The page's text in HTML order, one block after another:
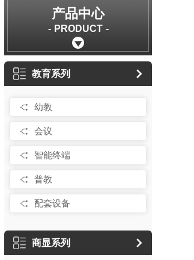
产品中心
PRODUCT
教育系列
幼教
会议
智能终端
普教
配套设备
商显系列